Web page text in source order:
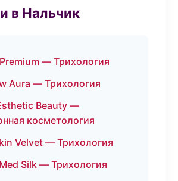
в Нальчик
— Трихология
Aura — Трихология
Beauty —
косметология
Velvet — Трихология
Silk — Трихология